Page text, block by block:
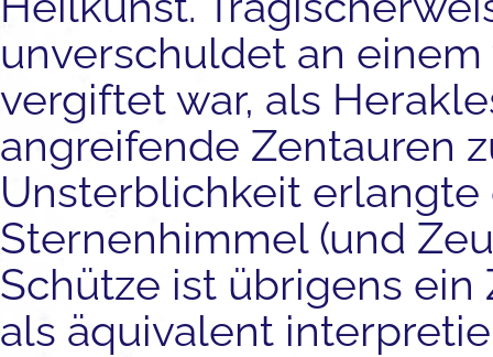
unverschuldet an
vergiftet war, als
angreifende Zentauren
Unsterblichkeit
Sternenhimmel (und
Schütze ist übrigens
als äquivalent